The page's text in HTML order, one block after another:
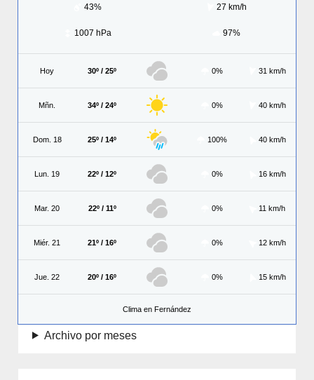
43% 27 km/h
1007 hPa 97%
Hoy 30º / 25º 0% 31 km/h
Mñn. 34º / 24º 0% 40 km/h
Dom. 18 25º / 14º 100% 40 km/h
Lun. 19 22º / 12º 0% 16 km/h
Mar. 20 22º / 11º 0% 11 km/h
Miér. 21 21º / 16º 0% 12 km/h
Jue. 22 20º / 16º 0% 15 km/h
Clima en Fernández
Archivo por meses